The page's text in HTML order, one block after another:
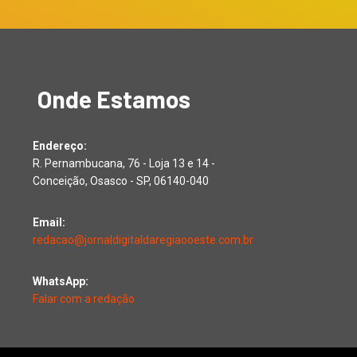
Onde Estamos
Endereço:
R. Pernambucana, 76 - Loja 13 e 14 -
Conceição, Osasco - SP, 06140-040
Email:
redacao@jornaldigitaldaregiaooeste.com.br
WhatsApp:
Falar com a redação